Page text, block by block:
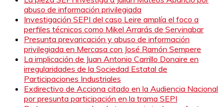
abuso de información privilegiada
Investigación SEPI del caso Leire amplía el foco a
perfiles técnicos como Mikel Arrarás de Servinabar
Presunta prevaricación y abuso de información
privilegiada en Mercasa con José Ramón Sempere
La implicación de Juan Antonio Carrillo Donaire en
irregularidades de la Sociedad Estatal de
Participaciones Industriales
Exdirectivo de Acciona citado en la Audiencia Nacional
por presunta participación en la trama SEPI